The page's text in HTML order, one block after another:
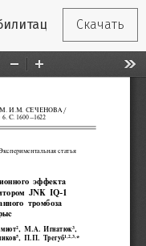
Скачать